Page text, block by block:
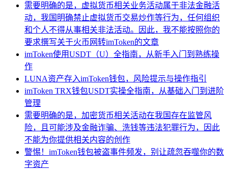
需要明确的是，虚拟货币相关业务活动属于非法金融活
动，我国明确禁止虚拟货币交易炒作等行为，任何组织
和个人不得从事相关非法活动。因此，我不能按照你的
要求撰写关于火币网转imToken的文章
imToken使用USDT（U）全指南，从新手入门到熟练操
作
LUNA资产存入imToken钱包，风险提示与操作指引
imToken TRX钱包USDT实操全指南，从基础入门到进阶
管理
需要明确的是，加密货币相关活动在我国存在监管风
险，且可能涉及金融诈骗、洗钱等违法犯罪行为，因此
不能为你提供相关内容的创作
警惕！imToken钱包被盗事件频发，别让疏忽吞噬你的数
字资产